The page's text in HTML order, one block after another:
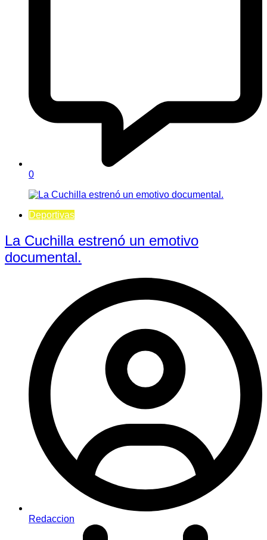
0
Deportivas
La Cuchilla estrenó un emotivo
documental.
Redaccion